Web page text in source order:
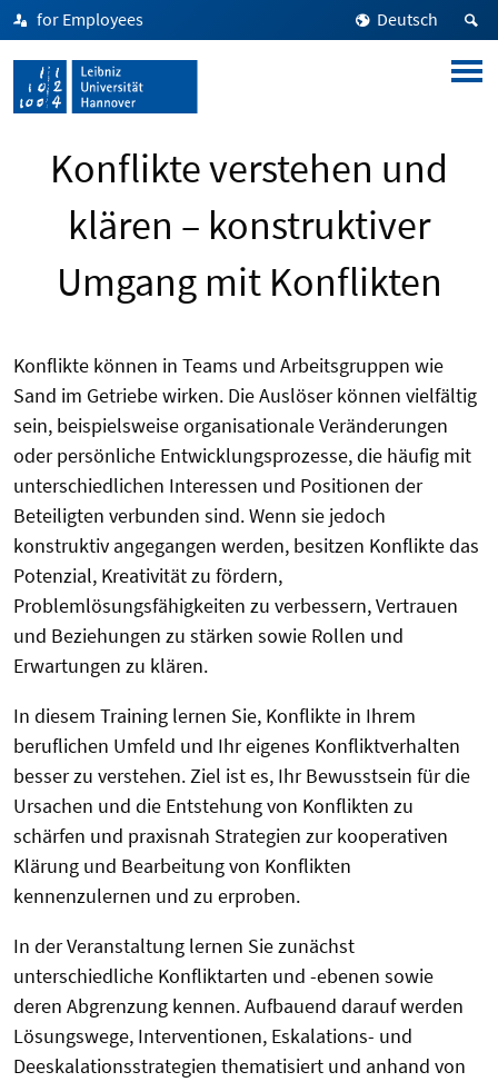
for Employees Deutsch
Konflikte verstehen und
klären – konstruktiver
Umgang mit Konflikten
Konflikte können in Teams und Arbeitsgruppen wie
Sand im Getriebe wirken. Die Auslöser können vielfältig
sein, beispielsweise organisationale Veränderungen
oder persönliche Entwicklungsprozesse, die häufig mit
unterschiedlichen Interessen und Positionen der
Beteiligten verbunden sind. Wenn sie jedoch
konstruktiv angegangen werden, besitzen Konflikte das
Potenzial, Kreativität zu fördern,
Problemlösungsfähigkeiten zu verbessern, Vertrauen
und Beziehungen zu stärken sowie Rollen und
Erwartungen zu klären.
In diesem Training lernen Sie, Konflikte in Ihrem
beruflichen Umfeld und Ihr eigenes Konfliktverhalten
besser zu verstehen. Ziel ist es, Ihr Bewusstsein für die
Ursachen und die Entstehung von Konflikten zu
schärfen und praxisnah Strategien zur kooperativen
Klärung und Bearbeitung von Konflikten
kennenzulernen und zu erproben.
In der Veranstaltung lernen Sie zunächst
unterschiedliche Konfliktarten und -ebenen sowie
deren Abgrenzung kennen. Aufbauend darauf werden
Lösungswege, Interventionen, Eskalations- und
Deeskalationsstrategien thematisiert und anhand von